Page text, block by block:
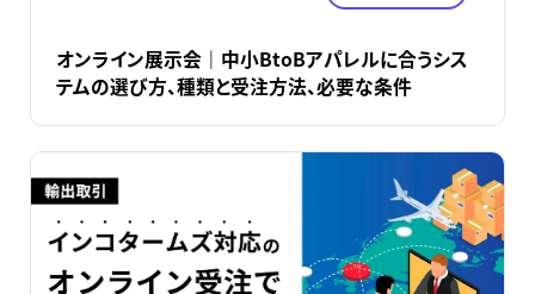
オンライン展示会｜中小BtoBアパレルに合うシス
テムの選び方、種類と受注方法、必要な条件